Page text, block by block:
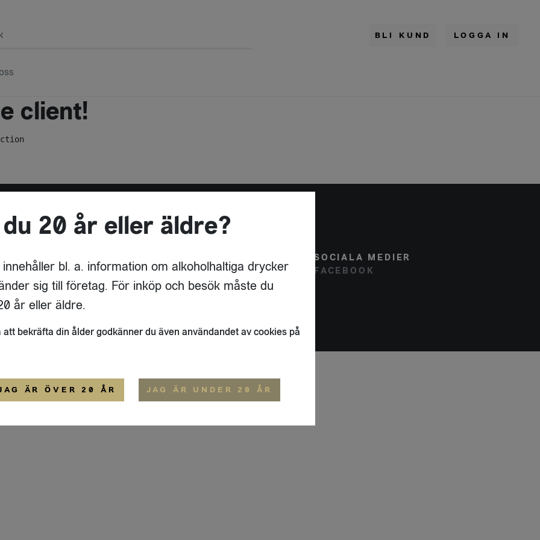
BLI KUND LOGGA IN
client!
64 D
ÖSTERSUND
SOCIALA MEDIER
FACEBOOK
20 år eller äldre?
innehåller bl. a. information om alkoholhaltiga drycker
sig till företag. För inköp och besök måste du
år eller äldre.
att bekräfta din ålder godkänner du även användandet av cookies på
ÄR ÖVER 20 ÅR JAG ÄR UNDER 20 ÅR